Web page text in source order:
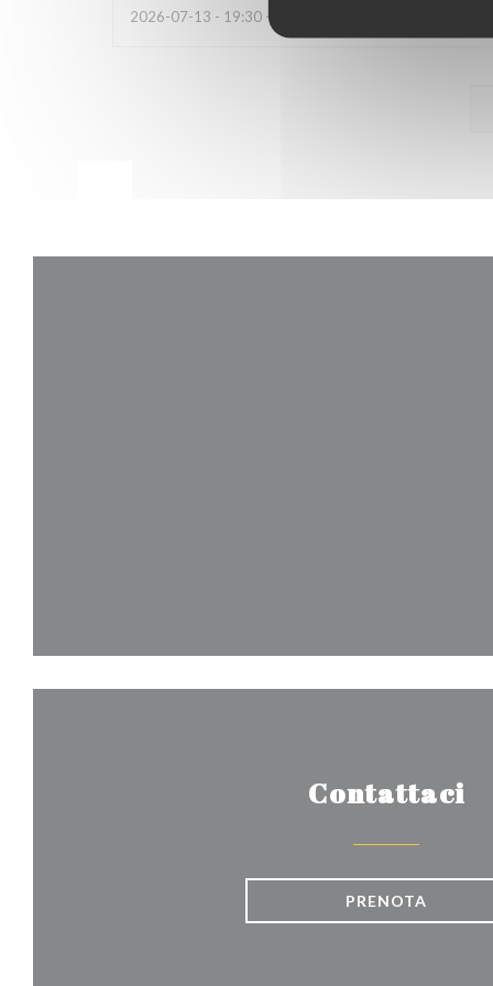
2026-07-13 - 19:30 - Ospiti 6
Contattaci
PRENOTA